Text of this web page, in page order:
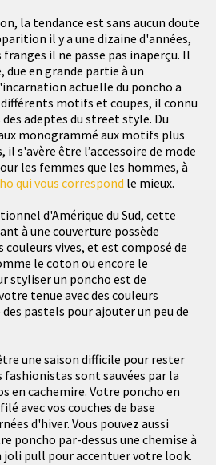
la tendance est sans aucun doute
il y a une dizaine d'années,
il ne passe pas inaperçu. Il
due en grande partie à un
actuelle du poncho a
différents motifs et coupes, il connu
adeptes du street style. Du
monogrammé aux motifs plus
il s'avère être l’accessoire de mode
les femmes que les hommes, à
qui vous correspond le mieux.
d'Amérique du Sud, cette
à une couverture possède
vives, et est composé de
le coton ou encore le
styliser un poncho est de
tenue avec des couleurs
pastels pour ajouter un peu de
une saison difficile pour rester
fashionistas sont sauvées par la
en cachemire. Votre poncho en
avec vos couches de base
d'hiver. Vous pouvez aussi
poncho par-dessus une chemise à
joli pull pour accentuer votre look.